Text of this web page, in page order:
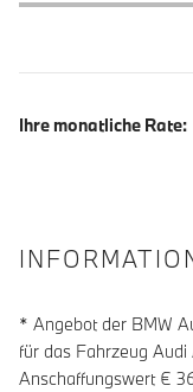
Ihre monatliche Rate:
* Angebot der BMW
für das Fahrzeug
Anschaffungswert €